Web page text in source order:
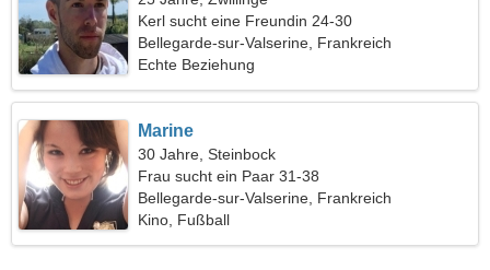
Kerl sucht eine Freundin 24-30
Bellegarde-sur-Valserine, Frankreich
Echte Beziehung
Marine
30 Jahre, Steinbock
Frau sucht ein Paar 31-38
Bellegarde-sur-Valserine, Frankreich
Kino, Fußball